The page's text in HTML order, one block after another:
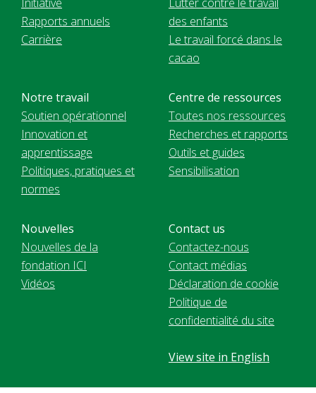
Rapports annuels
Carrière
des enfants
Le travail forcé dans le
cacao
Notre travail
Soutien opérationnel
Innovation et
apprentissage
Politiques, pratiques et
normes
Centre de ressources
Toutes nos ressources
Recherches et rapports
Outils et guides
Sensibilisation
Nouvelles
Nouvelles de la
fondation ICI
Vidéos
Contact us
Contactez-nous
Contact médias
Déclaration de cookie
Politique de
confidentialité du site
View site in English